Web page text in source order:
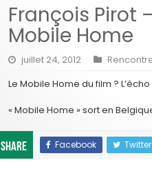
François Pirot
Mobile Home
juillet 24, 2012
Le Mobile Home du film ?
« Mobile Home » sort en
Share Facebook Twitter